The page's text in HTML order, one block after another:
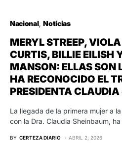
Nacional Noticias
MERYL STREEP,
CURTIS, BILLIE EILISH
MANSON: ELLAS SON
HA RECONOCIDO EL
PRESIDENTA
La llegada de la primera mujer a
con la Dra. Claudia Sheinbaum,
BY CERTEZA DIARIO ABRIL 2, 2026